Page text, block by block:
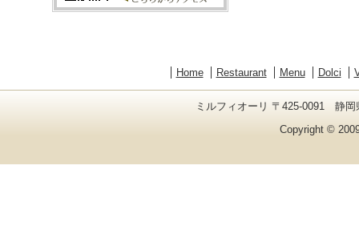
Home Restaurant Menu Dolci
ミルフィオーリ 〒425-0091 静
Copyright ©